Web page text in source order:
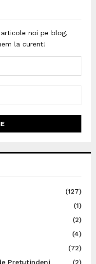
noi pe blog,
la curent!
(127)
(1)
(2)
(4)
(72)
Pretutindeni
(2)